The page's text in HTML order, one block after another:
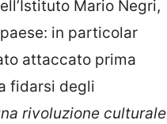
Mario Negri,
in particolar
attaccato prima
fidarsi degli
rivoluzione culturale